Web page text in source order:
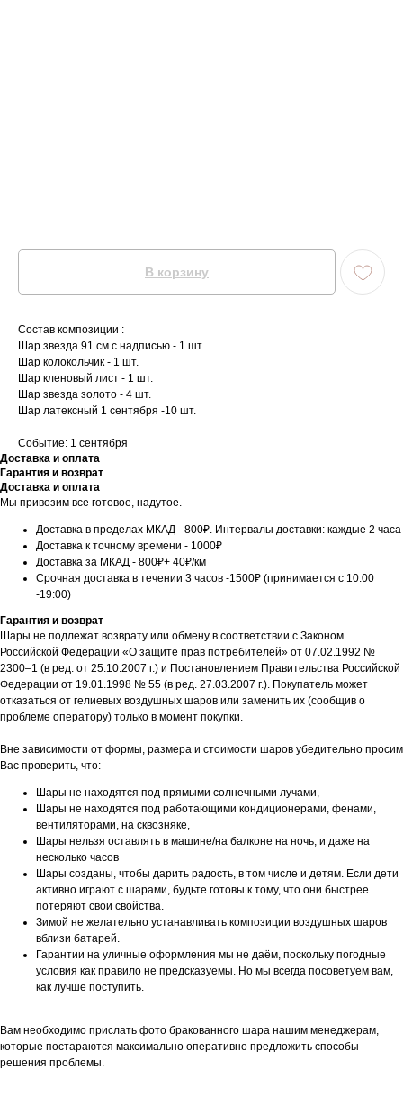
В корзину
Состав композиции :
Шар звезда 91 см с надписью - 1 шт.
Шар колокольчик - 1 шт.
Шар кленовый лист - 1 шт.
Шар звезда золото - 4 шт.
Шар латексный 1 сентября -10 шт.
Событие: 1 сентября
Доставка и оплата
Гарантия и возврат
Доставка и оплата
Мы привозим все готовое, надутое.
Доставка в пределах МКАД - 800₽. Интервалы доставки: каждые 2 часа
Доставка к точному времени - 1000₽
Доставка за МКАД - 800₽+ 40₽/км
Срочная доставка в течении 3 часов -1500₽ (принимается с 10:00
-19:00)
Гарантия и возврат
Шары не подлежат возврату или обмену в соответствии с Законом
Российской Федерации «О защите прав потребителей» от 07.02.1992 №
2300–1 (в ред. от 25.10.2007 г.) и Постановлением Правительства Российской
Федерации от 19.01.1998 № 55 (в ред. 27.03.2007 г.). Покупатель может
отказаться от гелиевых воздушных шаров или заменить их (сообщив о
проблеме оператору) только в момент покупки.
Вне зависимости от формы, размера и стоимости шаров убедительно просим
Вас проверить, что:
Шары не находятся под прямыми солнечными лучами,
Шары не находятся под работающими кондиционерами, фенами,
вентиляторами, на сквозняке,
Шары нельзя оставлять в машине/на балконе на ночь, и даже на
несколько часов
Шары созданы, чтобы дарить радость, в том числе и детям. Если дети
активно играют с шарами, будьте готовы к тому, что они быстрее
потеряют свои свойства.
Зимой не желательно устанавливать композиции воздушных шаров
вблизи батарей.
Гарантии на уличные оформления мы не даём, поскольку погодные
условия как правило не предсказуемы. Но мы всегда посоветуем вам,
как лучше поступить.
Вам необходимо прислать фото бракованного шара нашим менеджерам,
которые постараются максимально оперативно предложить способы
решения проблемы.